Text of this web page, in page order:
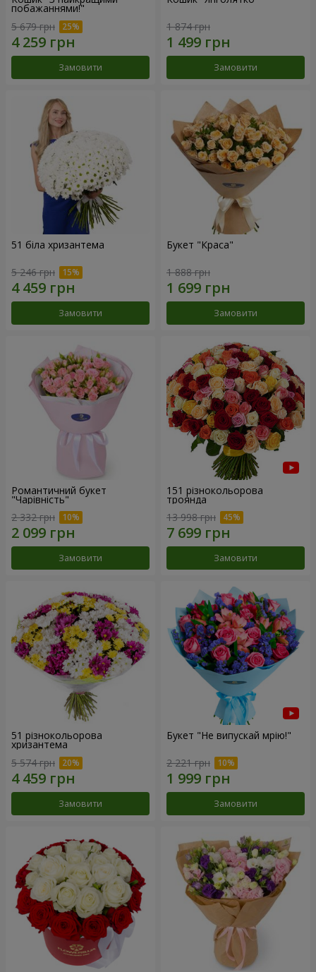
побажаннями!"
5 679 грн
Замовити
1 874 грн
Замовити
51 біла хризантема
5 246 грн
Замовити
Букет "Краса"
1 888 грн
Замовити
Романтичний букет
"Чарівність"
2 332 грн
Замовити
151 різнокольорова
троянда
13 998 грн
Замовити
51 різнокольорова
хризантема
5 574 грн
Замовити
Букет "Не випускай мрію!"
2 221 грн
Замовити